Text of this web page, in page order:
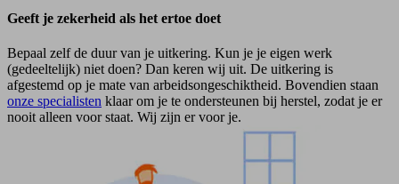
Geeft je zekerheid als het ertoe doet
Bepaal zelf de duur van je uitkering. Kun je je eigen werk
(gedeeltelijk) niet doen? Dan keren wij uit. De uitkering is
afgestemd op je mate van arbeidsongeschiktheid. Bovendien staan
onze specialisten klaar om je te ondersteunen bij herstel, zodat je er
nooit alleen voor staat. Wij zijn er voor je.